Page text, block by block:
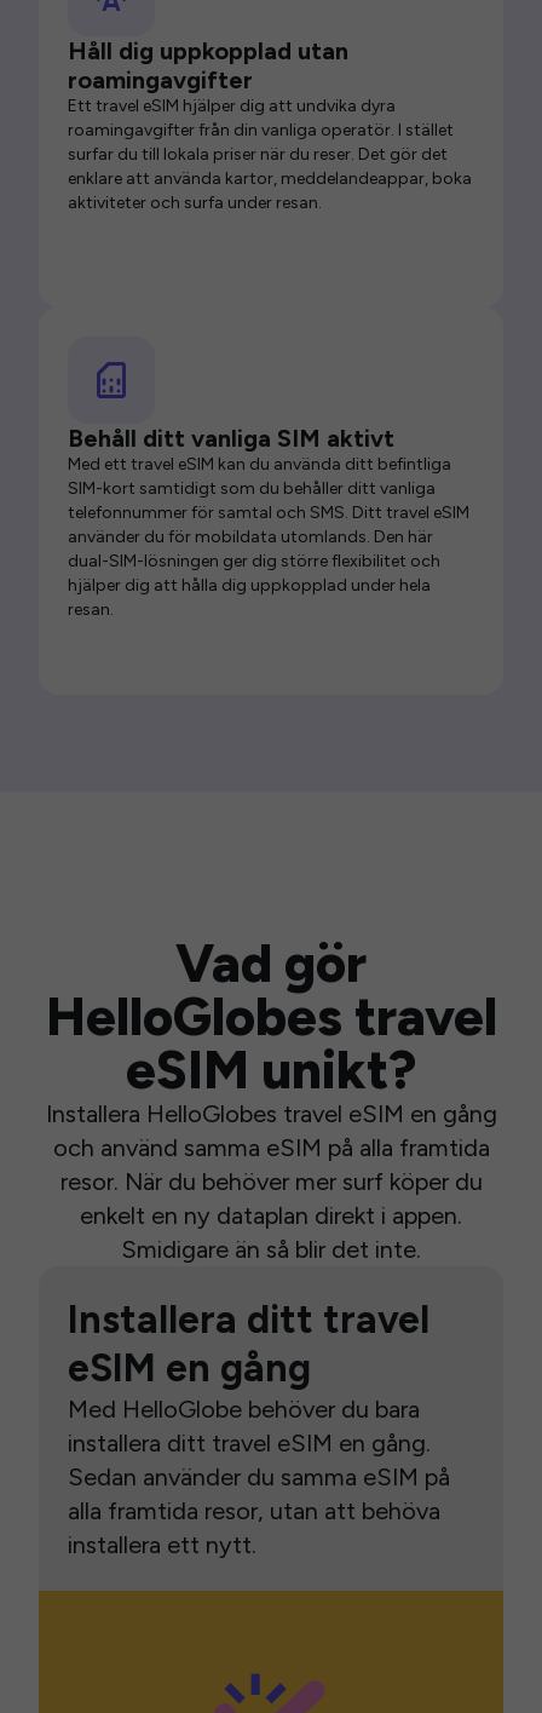
Håll dig uppkopplad utan
roamingavgifter
Ett travel eSIM hjälper dig att undvika dyra
roamingavgifter från din vanliga operatör. I stället
surfar du till lokala priser när du reser. Det gör det
enklare att använda kartor, meddelandeappar, boka
aktiviteter och surfa under resan.
Behåll ditt vanliga SIM aktivt
Med ett travel eSIM kan du använda ditt befintliga
SIM-kort samtidigt som du behåller ditt vanliga
telefonnummer för samtal och SMS. Ditt travel eSIM
använder du för mobildata utomlands. Den här
dual-SIM-lösningen ger dig större flexibilitet och
hjälper dig att hålla dig uppkopplad under hela
resan.
Vad gör
HelloGlobes travel
eSIM unikt?
Installera HelloGlobes travel eSIM en gång
och använd samma eSIM på alla framtida
resor. När du behöver mer surf köper du
enkelt en ny dataplan direkt i appen.
Smidigare än så blir det inte.
Installera ditt travel
eSIM en gång
Med HelloGlobe behöver du bara
installera ditt travel eSIM en gång.
Sedan använder du samma eSIM på
alla framtida resor, utan att behöva
installera ett nytt.